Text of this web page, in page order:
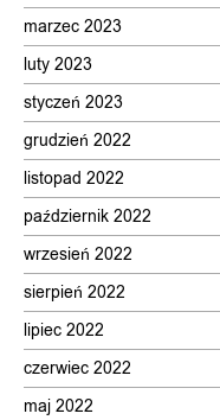
marzec 2023
luty 2023
styczeń 2023
grudzień 2022
listopad 2022
październik 2022
wrzesień 2022
sierpień 2022
lipiec 2022
czerwiec 2022
maj 2022